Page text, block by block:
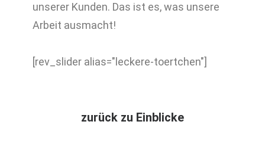
unserer Kunden. Das ist es, was unsere
Arbeit ausmacht!
[rev_slider alias="leckere-toertchen"]
zurück zu Einblicke